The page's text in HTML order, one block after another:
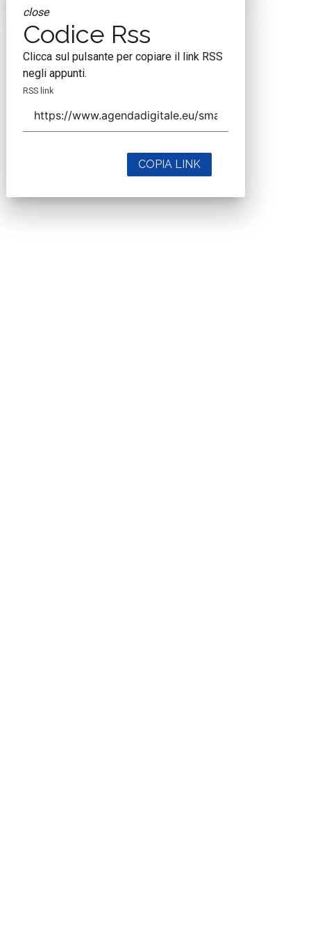
close
Codice Rss
Clicca sul pulsante per copiare il link RSS
negli appunti.
RSS link
COPIA LINK